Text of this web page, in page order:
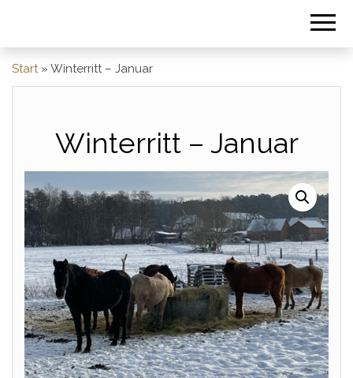
Start» Winterritt – Januar
Winterritt – Januar